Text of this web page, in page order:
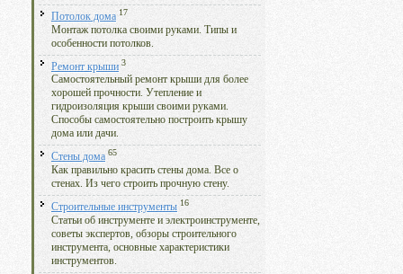
Потолок дома 17
Монтаж потолка своими руками. Типы и
особенности потолков.
Ремонт крыши 3
Самостоятельный ремонт крыши для более
хорошей прочности. Утепление и
гидроизоляция крыши своими руками.
Способы самостоятельно построить крышу
дома или дачи.
Стены дома 65
Как правильно красить стены дома. Все о
стенах. Из чего строить прочную стену.
Строительные инструменты 16
Статьи об инструменте и электроинструменте,
советы экспертов, обзоры строительного
инструмента, основные характеристики
инструментов.